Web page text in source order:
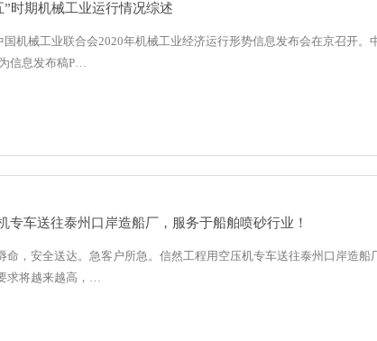
”时期机械工业运行情况综述
国机械工业联合会2020年机械工业经济运行形势信息发布会在京召开
信息发布稿P…
专车送往泰州口岸造船厂，服务于船舶喷砂行业！
命，安全送达。急客户所急。信然工程用空压机专车送往泰州口岸造
求将越来越高，…